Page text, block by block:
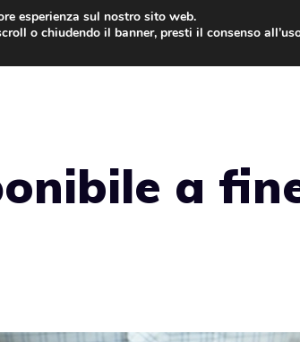
a
esperienza sul nostro sito web.
o chiudendo il banner, presti il consenso